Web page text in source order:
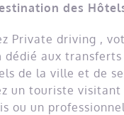
des
Private driving ,
dédié aux transferts
de la ville et de
un touriste
ou un